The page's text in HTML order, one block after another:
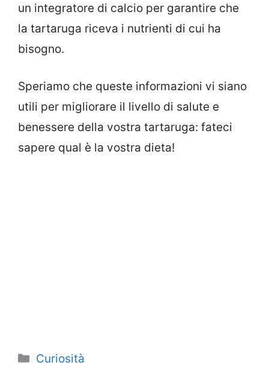
un integratore di calcio per garantire che
la tartaruga riceva i nutrienti di cui ha
bisogno.
Speriamo che queste informazioni vi siano
utili per migliorare il livello di salute e
benessere della vostra tartaruga: fateci
sapere qual è la vostra dieta!
Categorie
Curiosità